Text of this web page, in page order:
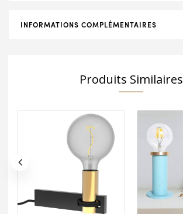
INFORMATIONS COMPLÉMENTAIRES
Produits Similaires